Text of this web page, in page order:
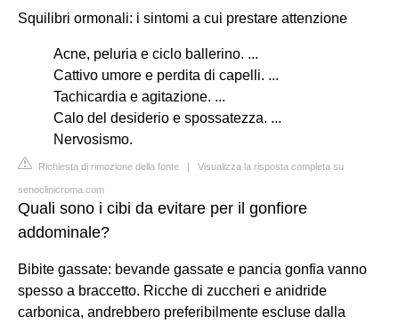
Squilibri ormonali: i sintomi a cui prestare attenzione
Acne, peluria e ciclo ballerino. ...
Cattivo umore e perdita di capelli. ...
Tachicardia e agitazione. ...
Calo del desiderio e spossatezza. ...
Nervosismo.
Richiesta di rimozione della fonte | Visualizza la risposta completa su
senoclinicroma.com
Quali sono i cibi da evitare per il gonfiore
addominale?
Bibite gassate: bevande gassate e pancia gonfia vanno
spesso a braccetto. Ricche di zuccheri e anidride
carbonica, andrebbero preferibilmente escluse dalla